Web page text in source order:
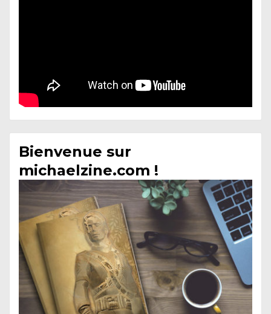
Bienvenue sur
michaelzine.com !